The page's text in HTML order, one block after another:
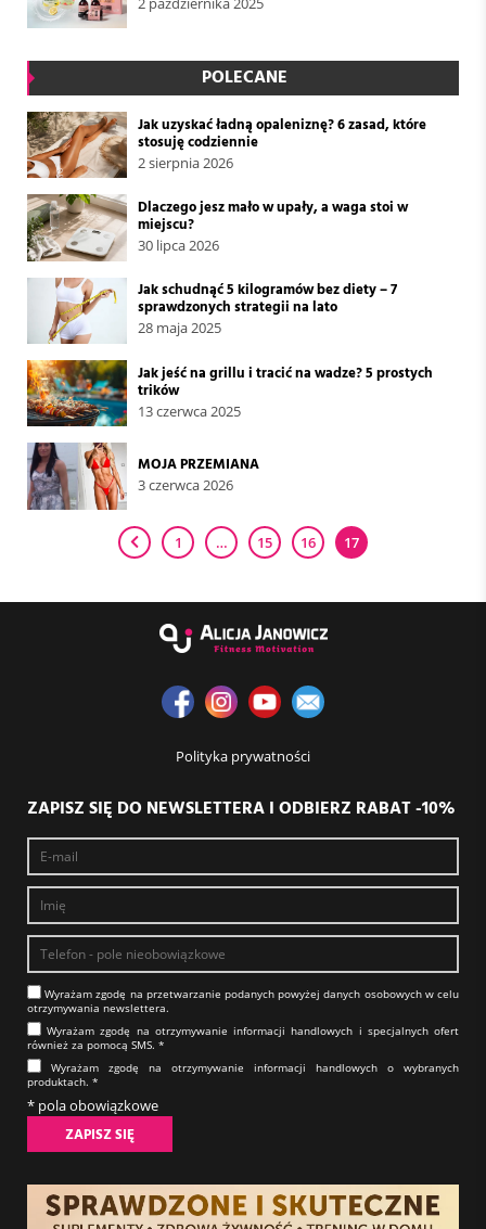
POLECANE
Jak uzyskać ładną opaleniznę? 6 zasad, które
stosuję codziennie
2 sierpnia 2026
Dlaczego jesz mało w upały, a waga stoi w
miejscu?
30 lipca 2026
Jak schudnąć 5 kilogramów bez diety – 7
sprawdzonych strategii na lato
28 maja 2025
Jak jeść na grillu i tracić na wadze? 5 prostych
trików
13 czerwca 2025
MOJA PRZEMIANA
3 czerwca 2026
1 … 15 16 17
Polityka prywatności
ZAPISZ SIĘ DO NEWSLETTERA I ODBIERZ RABAT -10%
Wyrażam zgodę na prze­twa­rza­nie po­da­nych powyżej danych osobowych w celu
otrzy­my­wa­nia new­slet­tera.​​​​​​​
Wyrażam zgodę na otrzy­my­wa­nie in­for­ma­cji han­dlo­wych i specjalnych ofert
również za pomocą SMS.​​​​​​​ *
Wyrażam zgodę na otrzy­my­wa­nie in­for­ma­cji han­dlo­wych o wybranych
produktach.​​​​​​​ *
* pola obowiązkowe